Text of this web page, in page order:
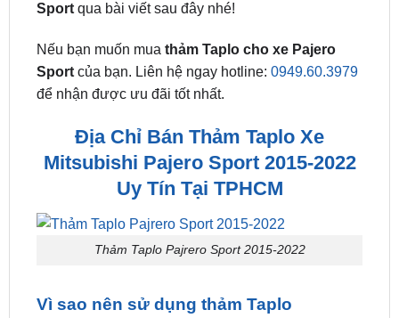
thảm tạo cảm giác êm ái cho mặt taplo, mang đến
ZKar Auto tìm hiểu chi tiết vềthảm Taplo Pajero
Sport qua bài viết sau đây nhé!
Sportcủa bạn. Liên hệ ngay hotline:0949.60.3979
để nhận được ưu đãi tốt nhất.
Mitsubishi Pajero Sport 2015-2022
Uy Tín Tại TPHCM